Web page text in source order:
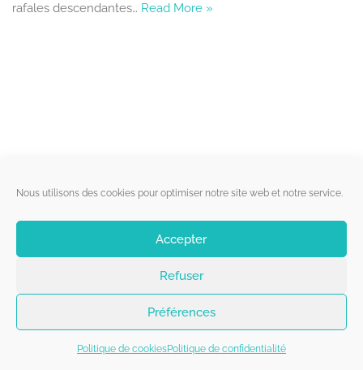
Nous utilisons des cookies pour optimiser notre site web et notre service.
Accepter
Refuser
Préférences
Politique de cookiesPolitique de confidentialité
rafales descendantes… Read More »
Liens utiles
Qui sommes-nous ?
Politique de cookies
Copyright 2026 - Belgorage